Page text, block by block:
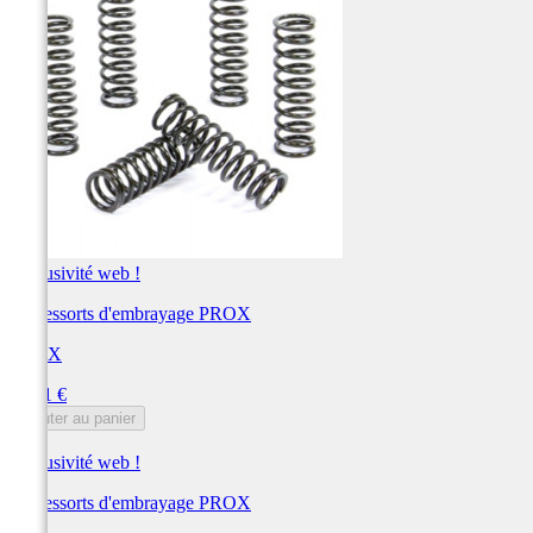
Exclusivité web !
Kit ressorts d'embrayage PROX
PROX
38,51 €
Ajouter au panier
Exclusivité web !
Kit ressorts d'embrayage PROX